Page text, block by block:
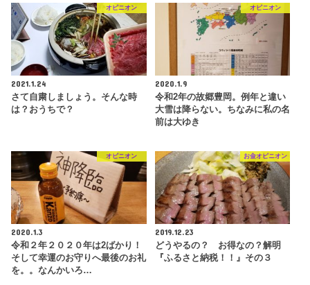
オピニオン
2021.1.24
さて自粛しましょう。そんな時
は？おうちで？
オピニオン
2020.1.9
令和2年の故郷豊岡。例年と違い
大雪は降らない。ちなみに私の名
前は大ゆき
オピニオン
2020.1.3
令和２年２０２０年は2ばかり！
そして幸運のお守りへ最後のお礼
を。。なんかいろ…
お金オピニオン
2019.12.23
どうやるの？ お得なの？解明
『ふるさと納税！！』その３